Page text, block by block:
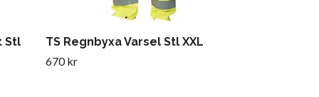
Stl
TS Regnbyxa Varsel Stl XXL
670 kr